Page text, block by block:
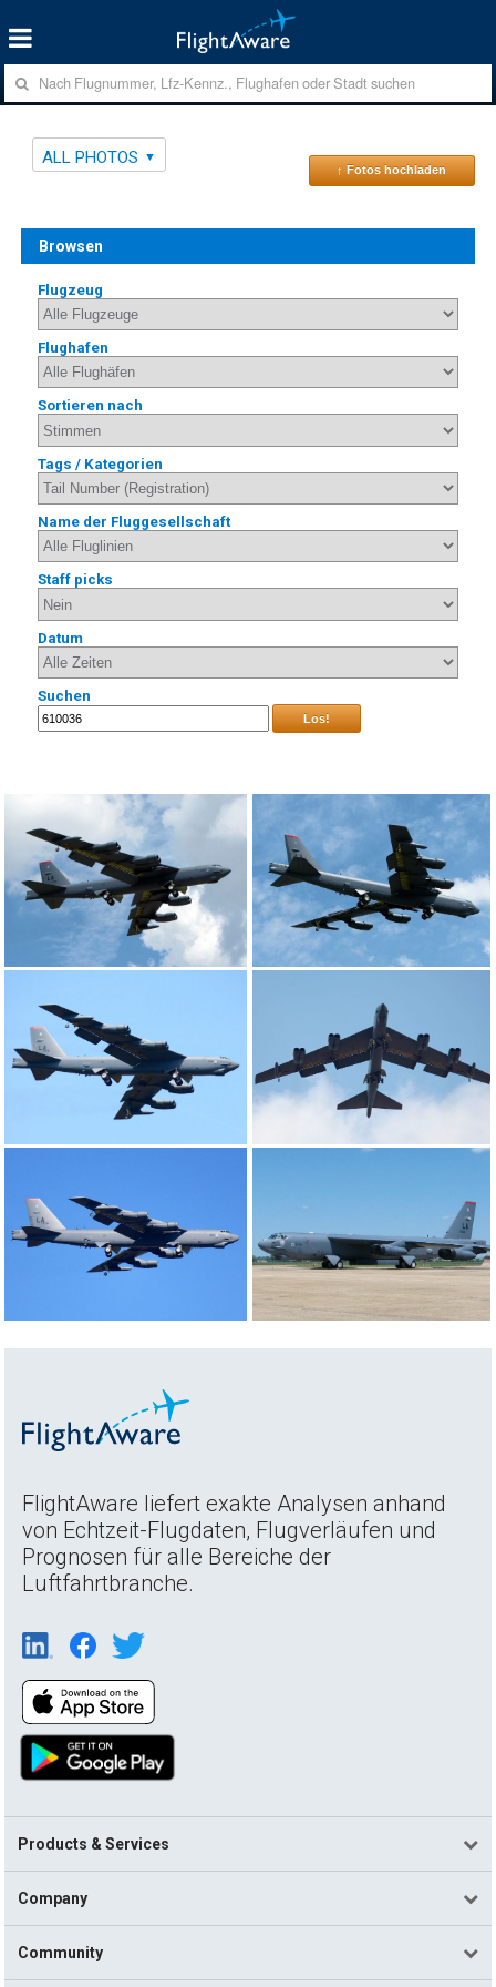
ALL PHOTOS
↑ Fotos hochladen
Browsen
Flugzeug
Flughafen
Sortieren nach
Tags / Kategorien
Name der Fluggesellschaft
Staff picks
Datum
Suchen
Los!
FlightAware liefert exakte Analysen anhand
von Echtzeit-Flugdaten, Flugverläufen und
Prognosen für alle Bereiche der
Luftfahrtbranche.
Products & Services
Company
Community